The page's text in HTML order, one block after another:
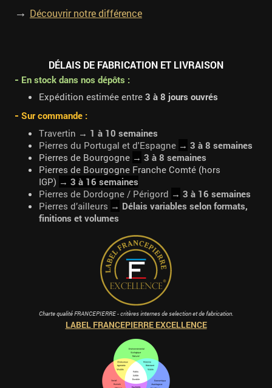
→ Découvrir notre différence
DÉLAIS DE FABRICATION ET LIVRAISON
- En stock dans nos dépôts :
Expédition estimée entre 3 à 8 jours ouvrés
- Sur commande :
Travertin → 1 à 10 semaines
Pierres du Portugal et d'Espagne → 3 à 8 semaines
Pierres de Bourgogne → 3 à 8 semaines
Pierres de Bourgogne Franche Comté (hors
IGP) → 3 à 16 semaines
Pierres de Dordogne / Périgord → 3 à 16 semaines
Pierres d’ailleurs → Délais variables selon formats,
finitions et volumes
Charte qualité FRANCEPIERRE - critères internes de selection et de fabrication.
LABEL FRANCEPIERRE EXCELLENCE